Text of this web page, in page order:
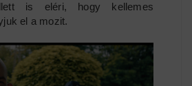
is eléri, hogy kellemes
el a mozit.